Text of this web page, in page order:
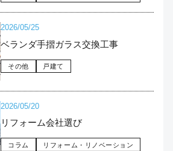
2026/05/25
ベランダ手摺ガラス交換工事
その他 戸建て
2026/05/20
リフォーム会社選び
コラム リフォーム・リノベーション